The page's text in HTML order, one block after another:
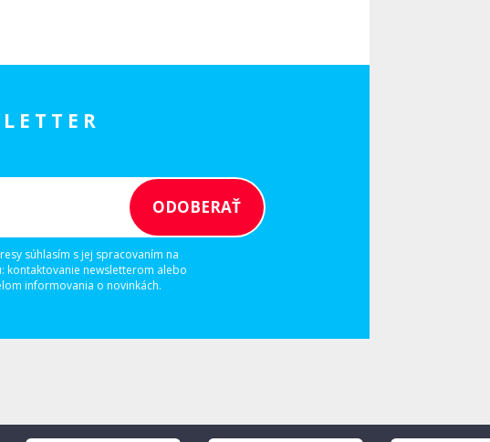
súhlasím s jej spracovaním na
kontaktovanie newsletterom alebo
informovania o novinkách.